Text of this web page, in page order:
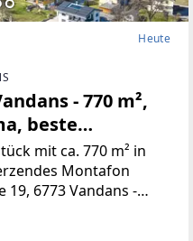
Heute
- 770 m²,
beste
mit ca. 770 m² in
Montafon
6773 Vandans -
Grundstück liegt in